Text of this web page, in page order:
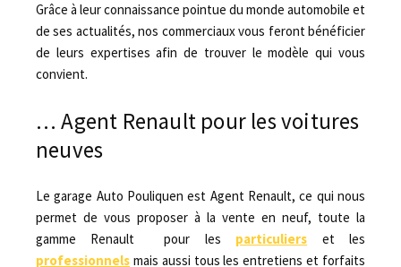
Grâce à leur connaissance pointue du monde automobile et
de ses actualités, nos commerciaux vous feront bénéficier
de leurs expertises afin de trouver le modèle qui vous
convient.
… Agent Renault pour les voitures
neuves
Le garage Auto Pouliquen est Agent Renault, ce qui nous
permet de vous proposer à la vente en neuf, toute la
gamme Renault pour les particuliers et les
professionnels mais aussi tous les entretiens et forfaits